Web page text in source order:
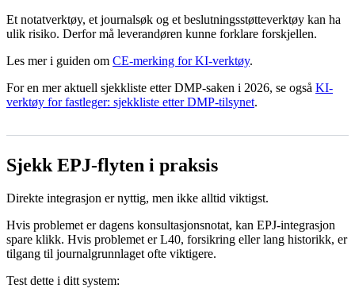
Et notatverktøy, et journalsøk og et beslutningsstøtteverktøy kan ha
ulik risiko. Derfor må leverandøren kunne forklare forskjellen.
Les mer i guiden om CE-merking for KI-verktøy.
For en mer aktuell sjekkliste etter DMP-saken i 2026, se også KI-
verktøy for fastleger: sjekkliste etter DMP-tilsynet.
Sjekk EPJ-flyten i praksis
Direkte integrasjon er nyttig, men ikke alltid viktigst.
Hvis problemet er dagens konsultasjonsnotat, kan EPJ-integrasjon
spare klikk. Hvis problemet er L40, forsikring eller lang historikk, er
tilgang til journalgrunnlaget ofte viktigere.
Test dette i ditt system: